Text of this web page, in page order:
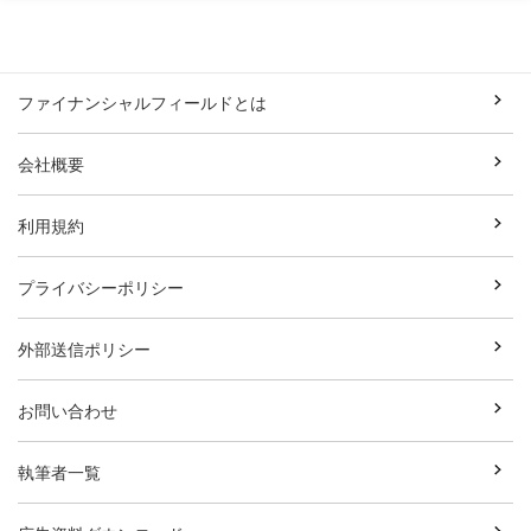
ファイナンシャルフィールドとは
会社概要
利用規約
プライバシーポリシー
外部送信ポリシー
お問い合わせ
執筆者一覧